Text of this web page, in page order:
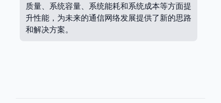
质量、系统容量、系统能耗和系统成本等方面提
升性能，为未来的通信网络发展提供了新的思路
和解决方案。